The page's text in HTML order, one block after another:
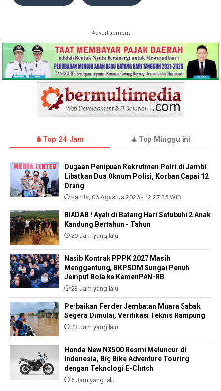
Advertisement
Top 24 Jam Top Minggu ini
Dugaan Penipuan Rekrutmen Polri di Jambi
Libatkan Dua Oknum Polisi, Korban Capai 12
Orang
Kamis, 06 Agustus 2026 - 12:27:25 WIB
BIADAB ! Ayah di Batang Hari Setubuhi 2 Anak
Kandung Bertahun - Tahun
20 Jam yang lalu
Nasib Kontrak PPPK 2027 Masih
Menggantung, BKPSDM Sungai Penuh
Jemput Bola ke KemenPAN-RB
23 Jam yang lalu
Perbaikan Fender Jembatan Muara Sabak
Segera Dimulai, Verifikasi Teknis Rampung
23 Jam yang lalu
Honda New NX500 Resmi Meluncur di
Indonesia, Big Bike Adventure Touring
dengan Teknologi E-Clutch
5 Jam yang lalu